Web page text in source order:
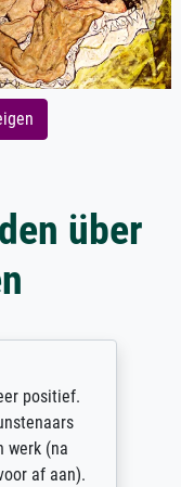
über
positief.
(na
af aan).